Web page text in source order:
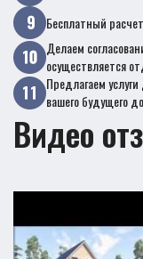
Бесплатный
Делаем
осуществляется
Предлагаем
вашего будущего
Видео